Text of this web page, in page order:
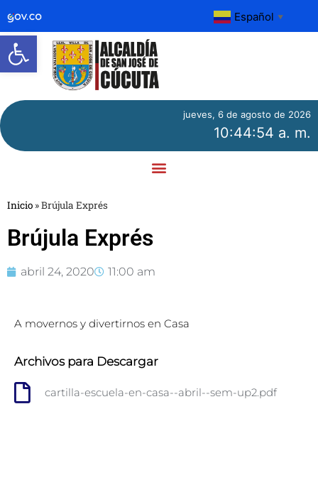
Abrir barra de herramientas
Español ▼
jueves, 6 de agosto de 2026
10:44:54 a. m.
Inicio »Brújula Exprés
Brújula Exprés
abril 24, 2020 11:00 am
A movernos y divertirnos en Casa
Archivos para Descargar
cartilla-escuela-en-casa--abril--sem-up2.pdf